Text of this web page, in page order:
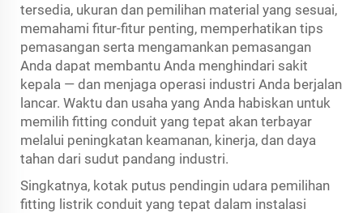
tersedia, ukuran dan pemilihan material yang sesuai,
memahami fitur-fitur penting, memperhatikan tips
pemasangan serta mengamankan pemasangan
Anda dapat membantu Anda menghindari sakit
kepala — dan menjaga operasi industri Anda berjalan
lancar. Waktu dan usaha yang Anda habiskan untuk
memilih fitting conduit yang tepat akan terbayar
melalui peningkatan keamanan, kinerja, dan daya
tahan dari sudut pandang industri.
Singkatnya, kotak putus pendingin udara pemilihan
fitting listrik conduit yang tepat dalam instalasi